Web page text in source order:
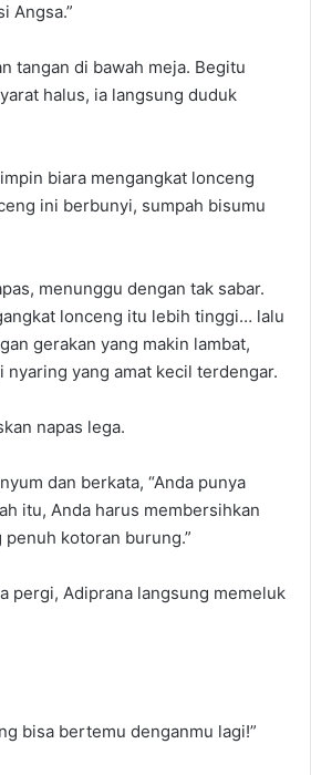
Angsa.”
tangan di bawah meja. Begitu
halus, ia langsung duduk
biara mengangkat lonceng
ini berbunyi, sumpah bisumu
menunggu dengan tak sabar.
lonceng itu lebih tinggi… lalu
gerakan yang makin lambat,
nyaring yang amat kecil terdengar.
napas lega.
dan berkata, “Anda punya
itu, Anda harus membersihkan
kotoran burung.”
pergi, Adiprana langsung memeluk
bisa bertemu denganmu lagi!”